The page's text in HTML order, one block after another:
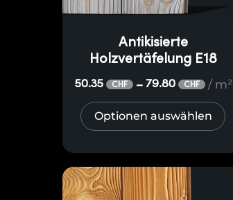
Antikisierte
Holzvertäfelung E18
50.35 CHF – 79.80 CHF / m²
Optionen auswählen